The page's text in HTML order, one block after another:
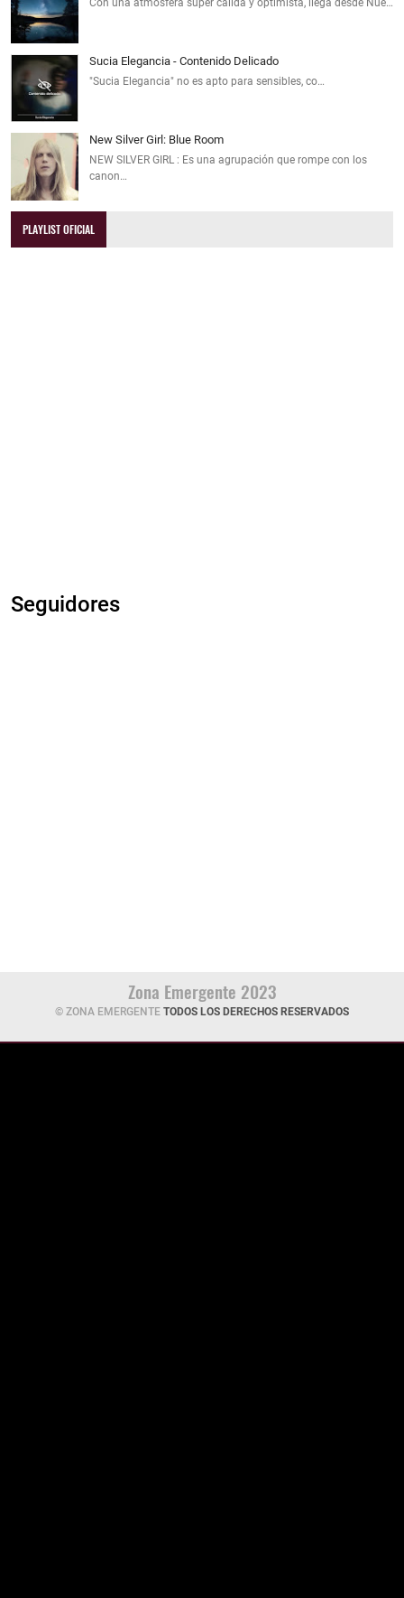
Con una atmósfera súper cálida y optimista, llega desde Nue…
Sucia Elegancia - Contenido Delicado
"Sucia Elegancia" no es apto para sensibles, co…
New Silver Girl: Blue Room
NEW SILVER GIRL : Es una agrupación que rompe con los
canon…
PLAYLIST OFICIAL
Seguidores
Zona Emergente 2023
© ZONA EMERGENTE TODOS LOS DERECHOS RESERVADOS